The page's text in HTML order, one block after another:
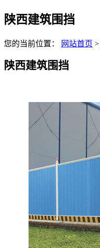
陕西建筑围挡
您的当前位置： 网站首页 >
陕西建筑围挡